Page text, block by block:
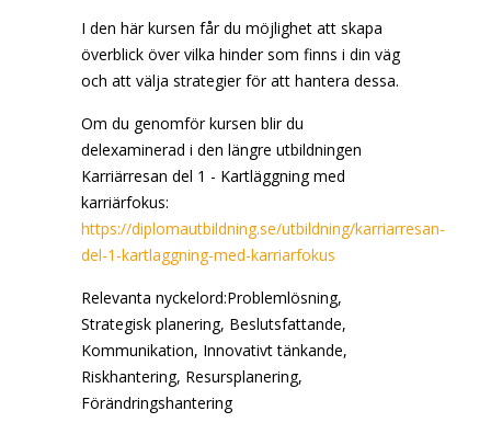
I den här kursen får du möjlighet att skapa
överblick över vilka hinder som finns i din väg
och att välja strategier för att hantera dessa.
Om du genomför kursen blir du
delexaminerad i den längre utbildningen
Karriärresan del 1 - Kartläggning med
karriärfokus:
https://diplomautbildning.se/utbildning/karriarresan-
del-1-kartlaggning-med-karriarfokus
Relevanta nyckelord:Problemlösning,
Strategisk planering, Beslutsfattande,
Kommunikation, Innovativt tänkande,
Riskhantering, Resursplanering,
Förändringshantering